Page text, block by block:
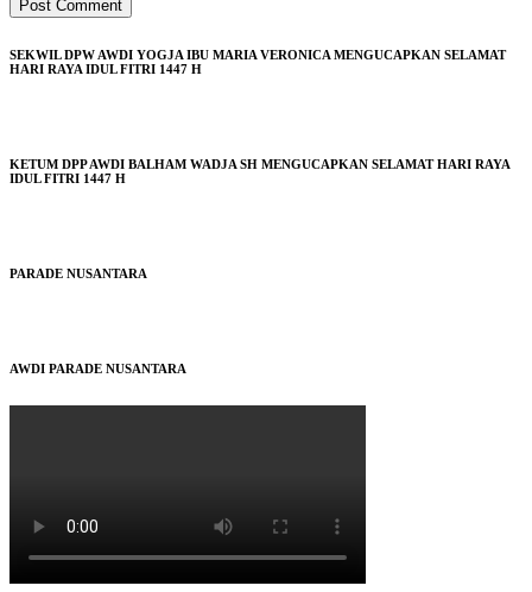
SEKWIL DPW AWDI YOGJA IBU MARIA VERONICA MENGUCAPKAN SELAMAT
HARI RAYA IDUL FITRI 1447 H
KETUM DPP AWDI BALHAM WADJA SH MENGUCAPKAN SELAMAT HARI RAYA
IDUL FITRI 1447 H
PARADE NUSANTARA
AWDI PARADE NUSANTARA